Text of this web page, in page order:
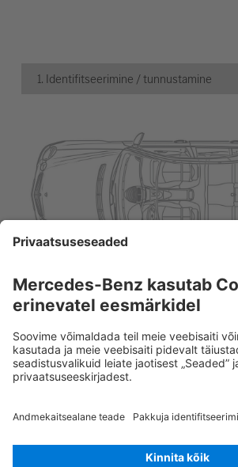
1. Identifitseerimine / tunnustamine
Rescue Card SÕIDUAUTO Versioon 07/2026